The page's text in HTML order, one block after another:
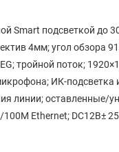
Smart подсветкой до
4мм; угол обзора
тройной поток;
ИК-
линии;
Ethernet; DC12В±